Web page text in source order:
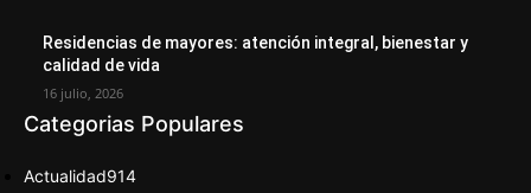
Residencias de mayores: atención integral, bienestar y
calidad de vida
16 julio, 2026
Categorias Populares
Actualidad914